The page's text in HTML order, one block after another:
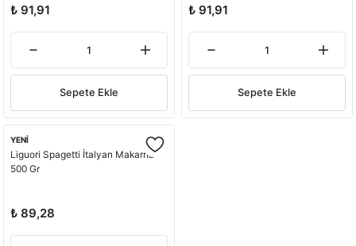
₺ 91,91
Sepete Ekle
₺ 91,91
Sepete Ekle
YENİ
Liguori Spagetti İtalyan Makarna
500 Gr
₺ 89,28